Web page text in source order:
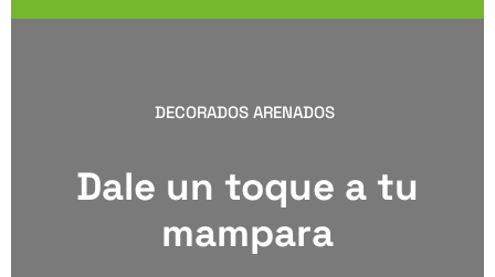
DECORADOS ARENADOS
Dale un toque a tu
mampara